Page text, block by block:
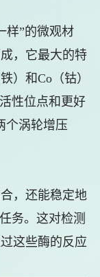
样”的微观材
，它最大的特
）和Co（钴）
性位点和更好
个涡轮增压
，还能稳定地
务。这对检测
这些酶的反应